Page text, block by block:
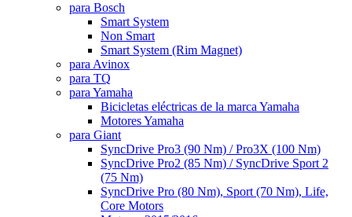
para Bosch
Smart System
Non Smart
Smart System (Rim Magnet)
para Avinox
para TQ
para Yamaha
Bicicletas eléctricas de la marca Yamaha
Motores Yamaha
para Giant
SyncDrive Pro3 (90 Nm) / Pro3X (100 Nm)
SyncDrive Pro2 (85 Nm) / SyncDrive Sport 2
(75 Nm)
SyncDrive Pro (80 Nm), Sport (70 Nm), Life,
Core Motors